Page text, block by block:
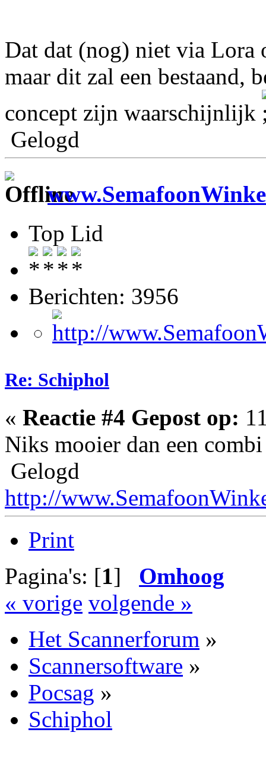
Dat dat (nog) niet via Lora
maar dit zal een bestaand,
concept zijn waarschijnlijk
Gelogd
Top Lid
Berichten: 3956
Re: Schiphol
« Reactie #4 Gepost op:
Niks mooier dan een
Gelogd
http://
Print
Pagina's: [1] Omhoog
« vorige volgende »
Het Scannerforum »
Scannersoftware »
Pocsag »
Schiphol